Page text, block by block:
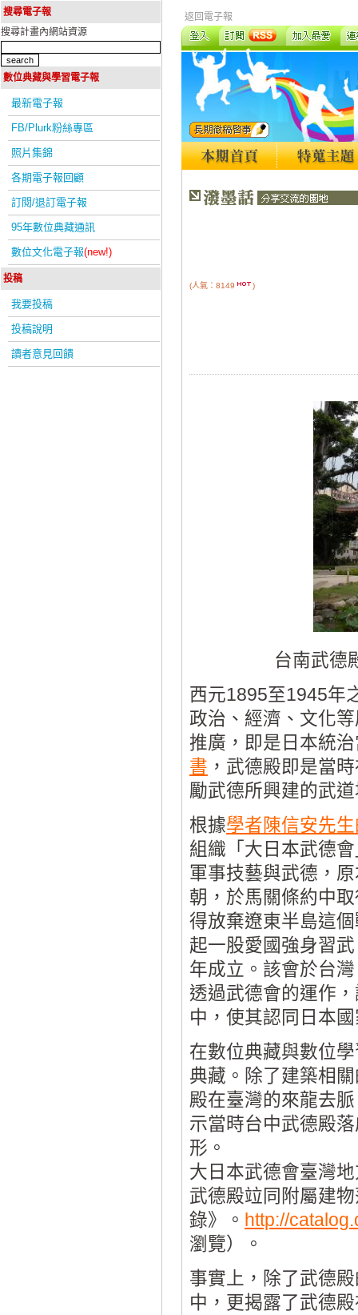
搜尋電子報
搜尋計畫內網站資源
數位典藏與學習電子報
最新電子報
FB/Plurk粉絲專區
照片集錦
各期電子報回顧
訂閱/退訂電子報
95年數位典藏通訊
數位文化電子報(new!)
投稿
我要投稿
投稿說明
讀者意見回饋
返回電子報
(人氣：8149 )
台南武德
西元1895至1945年
政治、經濟、文化
推廣，即是日本統
書 ，武德殿即是當
勵武德所興建的武
根據學者陳信安先
組織「大日本武德
軍事技藝與武德，
朝，於馬關條約中
得放棄遼東半島這
起一股愛國強身習
年成立。該會於台
透過武德會的運作
中，使其認同日本
在數位典藏與數位
典藏。除了建築相
殿在臺灣的來龍去
示當時台中武德殿
形。
大日本武德會臺灣
武德殿竝同附屬建
錄》。 http://
瀏覽）。
事實上，除了武德
中，更揭露了武德